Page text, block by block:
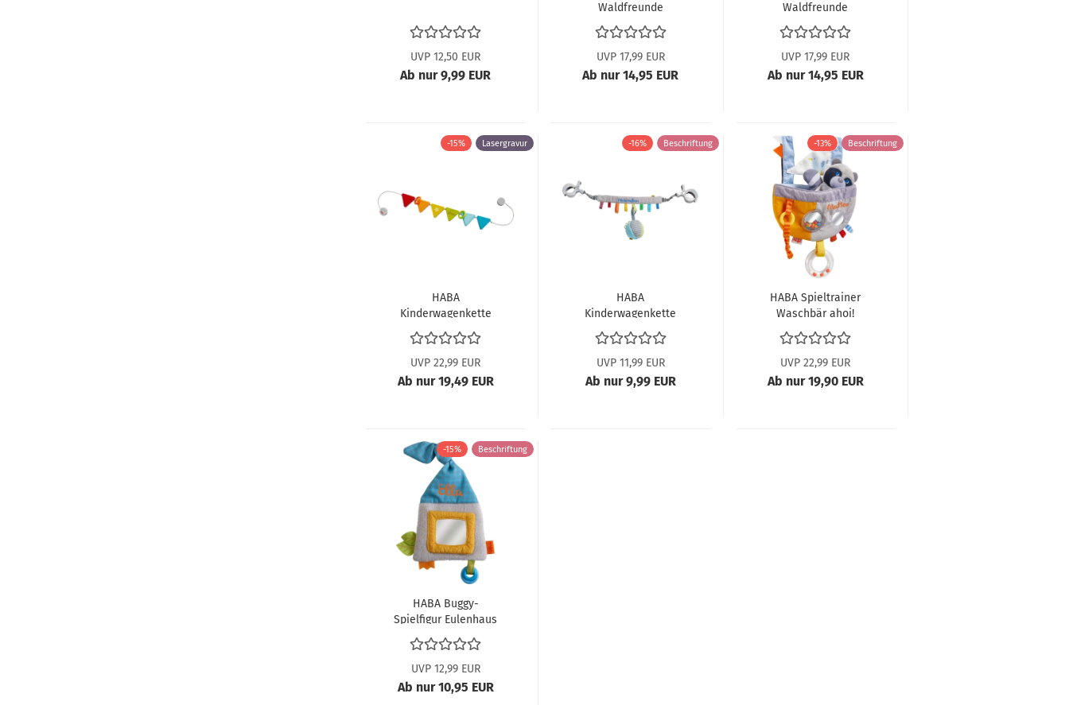
UVP 12,50 EUR
Ab nur 9,99 EUR
Waldfreunde
Eichhörnchen 306927
ABV
UVP 17,99 EUR
Ab nur 14,95 EUR
Waldfreunde
Waschbär 306925 ABV
UVP 17,99 EUR
Ab nur 14,95 EUR
-15% Lasergravur
HABA
Kinderwagenkette
Wimpelchen 306679
ABV
UVP 22,99 EUR
Ab nur 19,49 EUR
-16% Beschriftung
HABA
Kinderwagenkette
Regenbogenzauber
305965 ABV
UVP 11,99 EUR
Ab nur 9,99 EUR
-13% Beschriftung
HABA Spieltrainer
Waschbär ahoi!
306382 ABV
UVP 22,99 EUR
Ab nur 19,90 EUR
-15% Beschriftung
HABA Buggy-
Spielfigur Eulenhaus
306008 ABV
UVP 12,99 EUR
Ab nur 10,95 EUR